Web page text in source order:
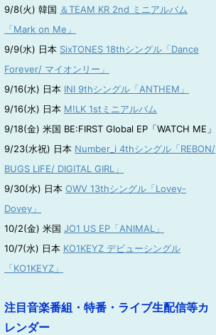
9/8(火) 韓国 ＆TEAM KR 2nd ミニアルバム
「Mark on Me」
9/9(水) 日本 SixTONES 18thシングル「Dance
Forever/ マイオンリー」
9/16(水) 日本 INI 9thシングル「ANTHEM」
9/16(水) 日本 M!LK 1stミニアルバム
9/18(金) 米国 BE:FIRST Global EP「WATCH ME」
9/23(水祝) 日本 Number_i 4thシングル「REBON/
BUGS LIFE/ DIGITAL GIRL」
9/30(水) 日本 OWV 13thシングル「Lovey-
Dovey」
10/2(金) 米国 JO1 US EP「ANIMAL」
10/7(水) 日本 KO1KEYZ デビューシングル
「KO1KEYZ」
注目音楽番組・特番・ライブ生配信等カ
レンダー